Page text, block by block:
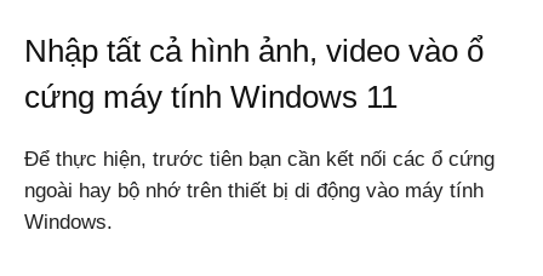
Windows,
Android
Nhập tất cả hình ảnh, video vào ổ
cứng máy tính Windows 11
Để thực hiện, trước tiên bạn cần kết nối các ổ cứng
ngoài hay bộ nhớ trên thiết bị di động vào máy tính
Windows.